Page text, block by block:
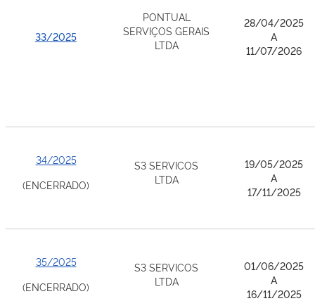
33/2025
PONTUAL
SERVIÇOS GERAIS
LTDA
28/04/2025
A
11/07/2026
34/2025
(ENCERRADO)
S3 SERVICOS
LTDA
19/05/2025
A
17/11/2025
35/2025
(ENCERRADO)
S3 SERVICOS
LTDA
01/06/2025
A
16/11/2025